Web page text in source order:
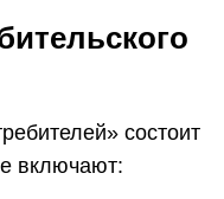
состоит
включают: